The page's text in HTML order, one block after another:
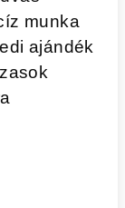
munka
ajándék